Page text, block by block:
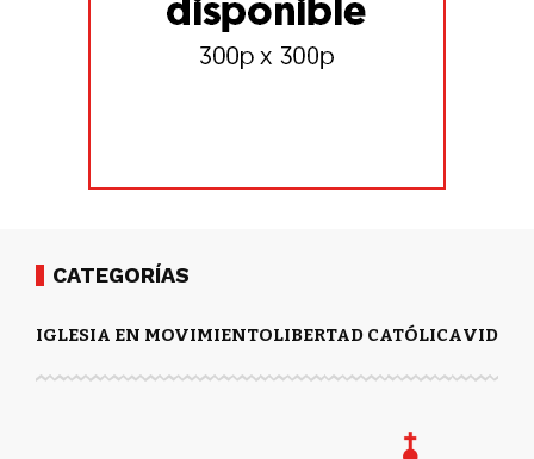
CATEGORÍAS
IGLESIA EN MOVIMIENTOLIBERTAD CATÓLICAVIDA